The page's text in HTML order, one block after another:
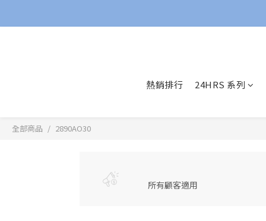
熱銷排行 24HRS 系列
全部商品 2890AO30
所有顧客適用